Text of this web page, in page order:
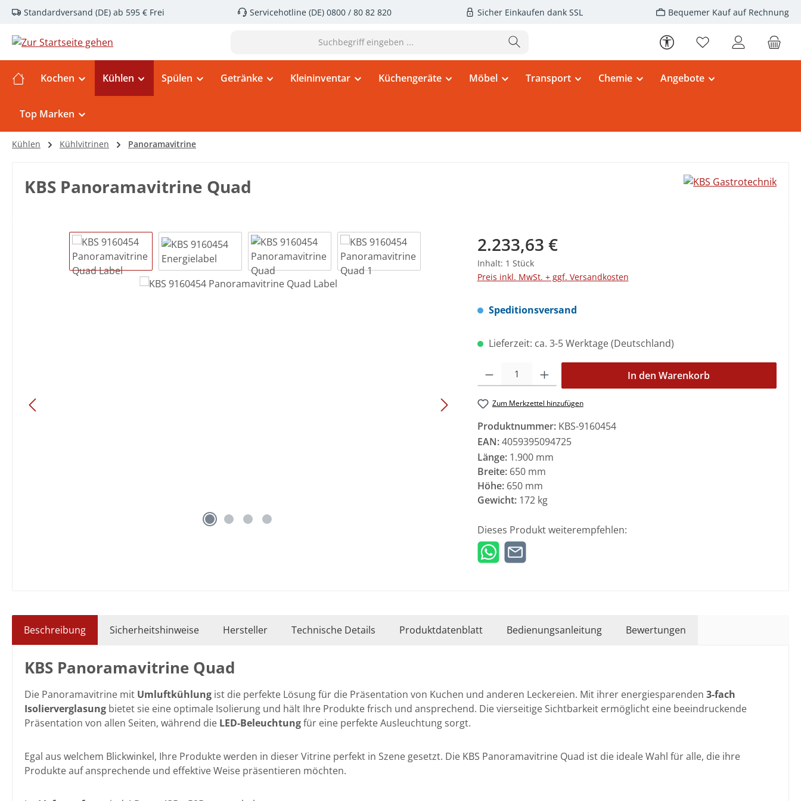
Hauptinhalt springen
Zur Suche springen
Zur Hauptnavigation springen
Standardversand (DE) ab 595 € Frei Servicehotline (DE) 0800 / 80 82 820 Sicher Einkaufen dank SSL Bequemer Kauf auf Rechnung
Werkzeugleiste anzeigen
Du hast 0 Produkte
Kochen Kühlen Spülen Getränke Kleininventar Küchengeräte Möbel Transport Chemie Angebote
Top Marken
Kühlen Kühlvitrinen Panoramavitrine
KBS Panoramavitrine Quad
Bildergalerie überspringen Regulärer Preis:
2.233,63 €
Inhalt: 1 Stück
Preis inkl. MwSt. + ggf. Versandkosten
Speditionsversand
Lieferzeit: ca. 3-5 Werktage (Deutschland)
Produkt Anzahl: Gib den gewünschten Wert ein oder benutze die
In den Warenkorb
Zum Merkzettel hinzufügen
Produktnummer: KBS-9160454
EAN:4059395094725
Länge: 1.900 mm
Breite: 650 mm
Höhe: 650 mm
Gewicht: 172 kg
Dieses Produkt weiterempfehlen:
Beschreibung Sicherheitshinweise Hersteller Technische Details Produktdatenblatt Bedienungsanleitung Bewertungen
KBS Panoramavitrine Quad
Die Panoramavitrine mit Umluftkühlung ist die perfekte Lösung für die Präsentation von Kuchen und anderen Leckereien. Mit ihrer energiesparenden 3-fach
Isolierverglasung bietet sie eine optimale Isolierung und hält Ihre Produkte frisch und ansprechend. Die vierseitige Sichtbarkeit ermöglicht eine beeindruckende
Präsentation von allen Seiten, während die LED-Beleuchtungfür eine perfekte Ausleuchtung sorgt.
Egal aus welchem Blickwinkel, Ihre Produkte werden in dieser Vitrine perfekt in Szene gesetzt. Die KBS Panoramavitrine Quad ist die ideale Wahl für alle, die ihre
Produkte auf ansprechende und effektive Weise präsentieren möchten.